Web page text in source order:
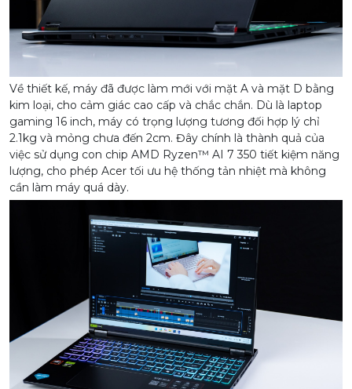
Về thiết kế, máy đã được làm mới với mặt A và mặt D bằng
kim loại, cho cảm giác cao cấp và chắc chắn. Dù là laptop
gaming 16 inch, máy có trọng lượng tương đối hợp lý chỉ
2.1kg và mỏng chưa đến 2cm. Đây chính là thành quả của
việc sử dụng con chip AMD Ryzen™ AI 7 350 tiết kiệm năng
lượng, cho phép Acer tối ưu hệ thống tản nhiệt mà không
cần làm máy quá dày.